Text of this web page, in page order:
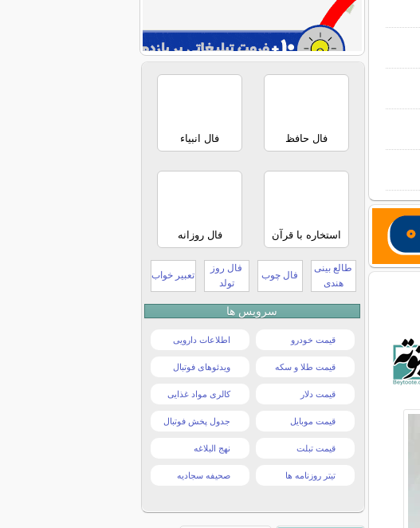
فال حافظ فال انبیاء
استخاره با قرآن فال روزانه
طالع بینی
هندی
فال چوب
فال روز
تولد
تعبیر خواب
سرویس ها
قیمت خودرو اطلاعات دارویی
قیمت طلا و سکه ویدئوهای فوتبال
قیمت دلار کالری مواد غذایی
قیمت موبایل جدول پخش فوتبال
قیمت تبلت نهج البلاغه
تیتر روزنامه ها صحیفه سجادیه